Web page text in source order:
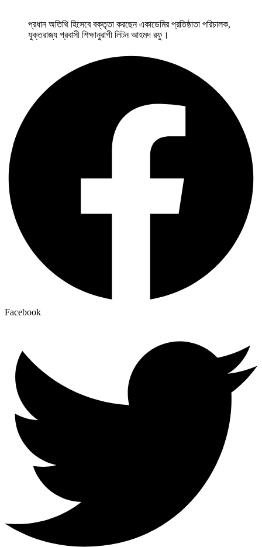
প্রধান অতিথি হিসেবে বক্তৃতা করছেন একাডেমির প্রতিষ্ঠাতা পরিচালক,
যুক্তরাজ্য প্রবাসী শিক্ষানুরাগী লিটন আহমদ রফু।
Facebook